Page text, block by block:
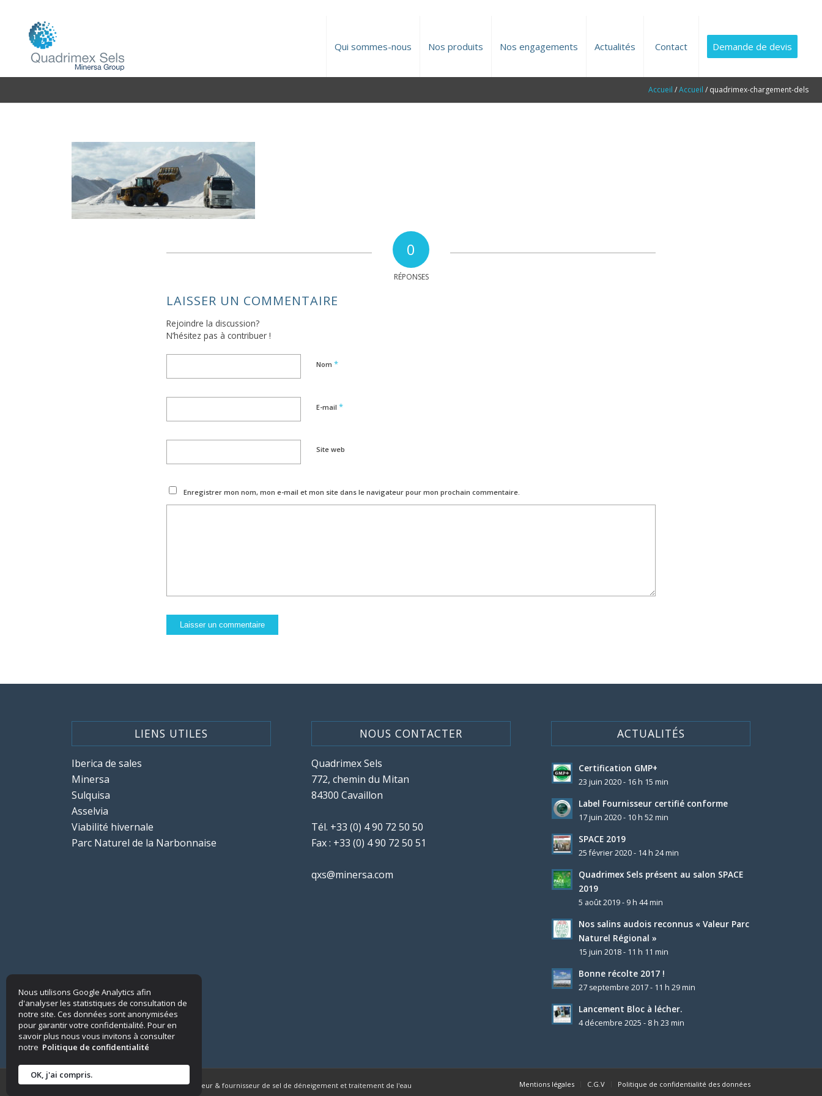
Qui sommes-nous Nos produits Nos engagements Actualités Contact Demande de devis
Accueil /Accueil / quadrimex-chargement-dels
0
RÉPONSES
LAISSER UN COMMENTAIRE
Rejoindre la discussion?
N’hésitez pas à contribuer !
Nom *
E-mail *
Site web
Enregistrer mon nom, mon e-mail et mon site dans le navigateur pour mon prochain commentaire.
LIENS UTILES
Iberica de sales
Minersa
Sulquisa
Asselvia
Viabilité hivernale
Parc Naturel de la Narbonnaise
NOUS CONTACTER
Quadrimex Sels
772, chemin du Mitan
84300 Cavaillon
Tél. +33 (0) 4 90 72 50 50
Fax : +33 (0) 4 90 72 50 51
qxs@minersa.com
ACTUALITÉS
Certification GMP+
23 juin 2020 - 16 h 15 min
Label Fournisseur certifié conforme
17 juin 2020 - 10 h 52 min
SPACE 2019
25 février 2020 - 14 h 24 min
Quadrimex Sels présent au salon SPACE
2019
5 août 2019 - 9 h 44 min
Nos salins audois reconnus « Valeur Parc
Naturel Régional »
15 juin 2018 - 11 h 11 min
Bonne récolte 2017 !
27 septembre 2017 - 11 h 29 min
Lancement Bloc à lécher.
4 décembre 2025 - 8 h 23 min
© Copyright - Quadrimex Sels - Producteur & fournisseur de sel de déneigement et traitement de l'eau
Nous utilisons Google Analytics afin
d'analyser les statistiques de consultation de
notre site. Ces données sont anonymisées
pour garantir votre confidentialité. Pour en
savoir plus nous vous invitons à consulter
notre Politique de confidentialité
OK, j'ai compris.
Mentions légales C.G.V Politique de confidentialité des données